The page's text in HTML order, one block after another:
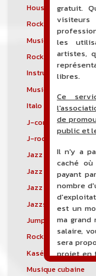
House progressive
Rock indépendant
Musique industrielle
Rock industriel
Instrumental
Musique irlandaise
Italo Disco
J-core
J-rock
Jazz blues
Jazz Nouvelle-
Jazz vocal
Jazzstep
Jump blues
Rock canadien
Kasékò
Musique cubaine
gratuit.
les
artistes,
libres.
Ce
de
public et
Il n'y a
caché
payant
nombre
est un
ma
salaire,
sera
projet en
de